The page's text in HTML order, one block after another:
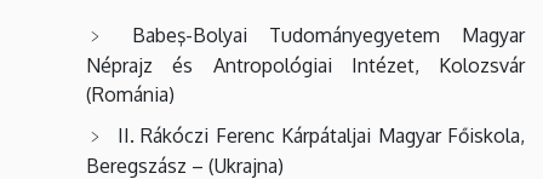
Babeş-Bolyai Tudományegyetem Magyar
Néprajz és Antropológiai Intézet, Kolozsvár
(Románia)
II. Rákóczi Ferenc Kárpátaljai Magyar Főiskola,
Beregszász – (Ukrajna)